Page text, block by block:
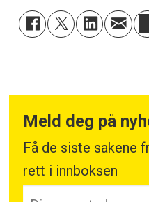
Meld deg på
Få de siste sakene
rett i innboksen